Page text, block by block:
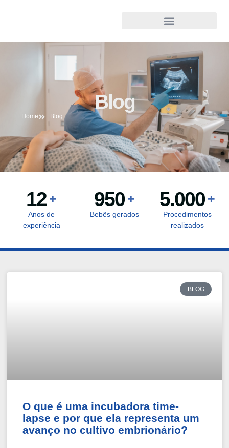
Blog
Home Blog
12 +
Anos de
experiência
950 +
Bebês gerados
5.000 +
Procedimentos
realizados
BLOG
O que é uma incubadora time-
lapse e por que ela representa um
avanço no cultivo embrionário?